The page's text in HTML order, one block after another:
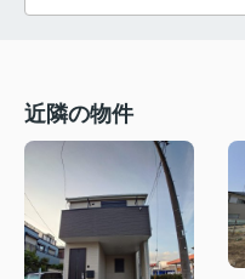
近隣の物件